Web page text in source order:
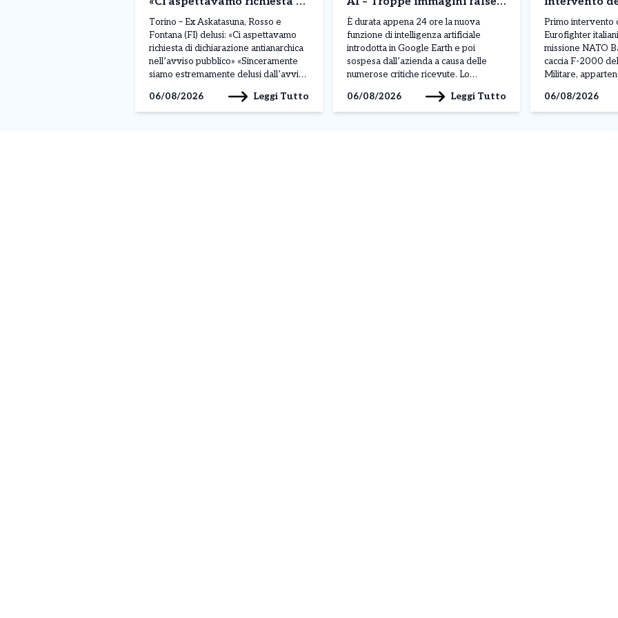
dichiarazione antianarchica
nell’avviso pubblico»
Torino – Ex Askatasuna, Rosso e
Fontana (FI) delusi: «Ci aspettavamo
richiesta di dichiarazione antianarchica
nell’avviso pubblico» «Sinceramente
siamo estremamente delusi dall’avviso
Torino per la raccolta di manifestazioni
d’interesse per l’immobile che
06/08/2026 Leggi Tutto
di disastri e incidenti
È durata appena 24 ore la nuova
funzione di intelligenza artificiale
introdotta in Google Earth e poi
sospesa dall’azienda a causa delle
numerose critiche ricevute. Lo
creare immagini generate dall’IA e
inserirle direttamente nelle mappe
06/08/2026 Leggi Tutto
NATO
Primo intervento
Eurofighter
missione NATO
caccia F-2000
Militare,
dalla base di
l’ordine ricevuto
06/08/2026